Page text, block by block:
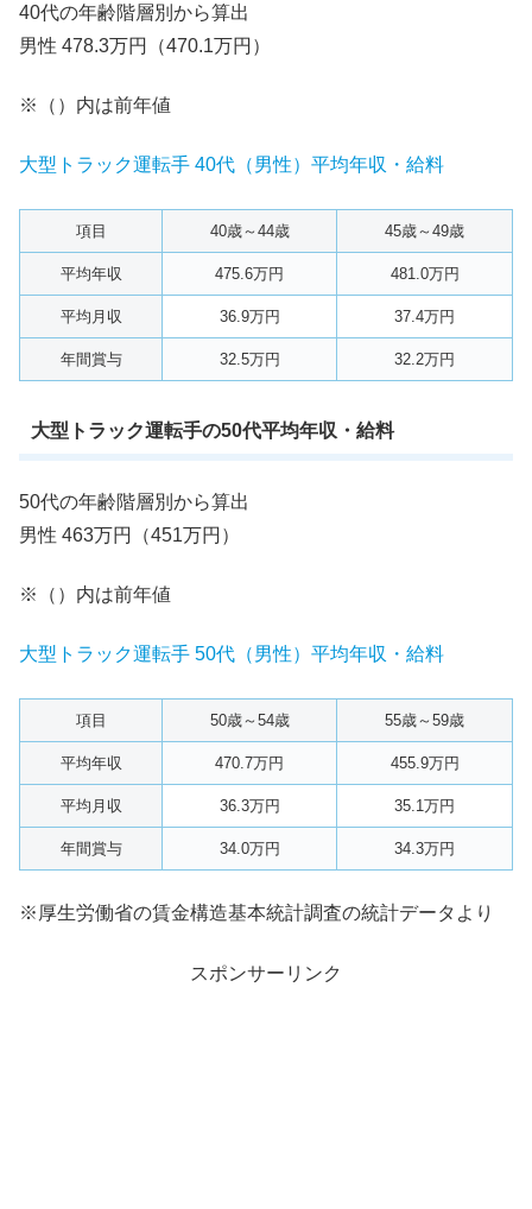
40代の年齢階層別から算出
男性 478.3万円（470.1万円）
※（）内は前年値
大型トラック運転手 40代（男性）平均年収・給料
項目 40歳～44歳 45歳～49歳
平均年収 475.6万円 481.0万円
平均月収 36.9万円 37.4万円
年間賞与 32.5万円 32.2万円
大型トラック運転手の50代平均年収・給料
50代の年齢階層別から算出
男性 463万円（451万円）
※（）内は前年値
大型トラック運転手 50代（男性）平均年収・給料
項目 50歳～54歳 55歳～59歳
平均年収 470.7万円 455.9万円
平均月収 36.3万円 35.1万円
年間賞与 34.0万円 34.3万円
※厚生労働省の賃金構造基本統計調査の統計データより
スポンサーリンク